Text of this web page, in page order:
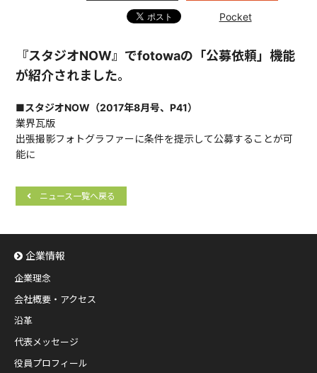
Pocket
『スタジオNOW』でfotowaの「公募依頼」機能
が紹介されました。
■スタジオNOW（2017年8月号、P41）
業界瓦版
出張撮影フォトグラファーに条件を提示して公募することが可
能に
ニュース一覧へ戻る
企業情報
企業理念
会社概要・アクセス
沿革
代表メッセージ
役員プロフィール